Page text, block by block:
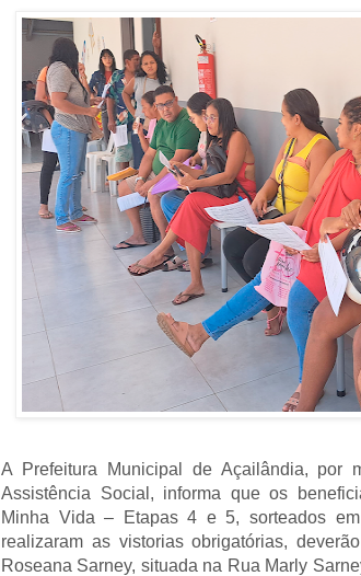
A Prefeitura Municipal de Açailândia, por
Assistência Social, informa que os
Minha Vida – Etapas 4 e 5, sorteados
realizaram as vistorias obrigatórias,
Roseana Sarney, situada na Rua Marly